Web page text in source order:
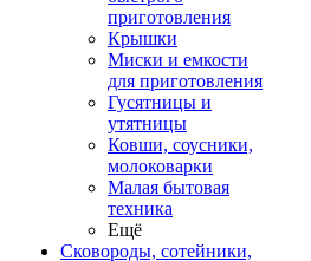
приготовления
Крышки
Миски и емкости
для приготовления
Гусятницы и
утятницы
Ковши, соусники,
молоковарки
Малая бытовая
техника
Ещё
Сковороды, сотейники,